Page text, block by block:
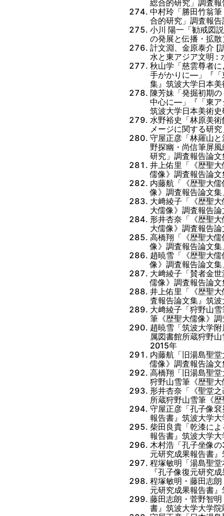
総合的研究」調査
中村玲「勝田竹翁
合的研究」調査報
小川 陽一「勧戒図
の発展と伝播・拡
計文淵、金原泰介 [
水と東アジア文明 :
秋山学「慈雲尊者
手がかりに―」『「
集』筑波大学日本
陳芳妹「発掘初期
中心に―」『「東ア
筑波大学日本美術
水野裕史「林原美
メージに関する研
守屋正彦「林羅山
野探幽・尚信筆屏
研究」調査報告論
井上佑里「《歴聖
儒像》調査報告論
内藤航「《歴聖大
像》調査報告論文
大﨑綾子「《歴聖
大儒像》調査報告
形井杏奈「《歴聖
大儒像》調査報告
高橋翔「《歴聖大
像》調査報告論文
趙暁雪「《歴聖大
像》調査報告論文
大﨑綾子「賛者金
儒像》調査報告論
井上佑里「《歴聖
査報告論文集』筑
大﨑綾子「狩野山
筆《歴聖大儒像》
趙暁雪「筑波大学
属図書館所蔵狩野
2015年
内藤航「旧湯島聖
儒像》調査報告論
高橋翔「旧湯島聖
狩野山雪筆《歴聖
形井杏奈「《聖堂
所蔵狩野山雪筆《
守屋正彦「孔子像
報告書』筑波大学
柴田良貴「乾漆に
報告書』筑波大学
木村浩「孔子坐像
元研究成果報告書
程塚敏明「湯島聖
『孔子像復元研究
程塚敏明・藤田志
元研究成果報告書
藤田志朗・菅野智
書』筑波大学大学